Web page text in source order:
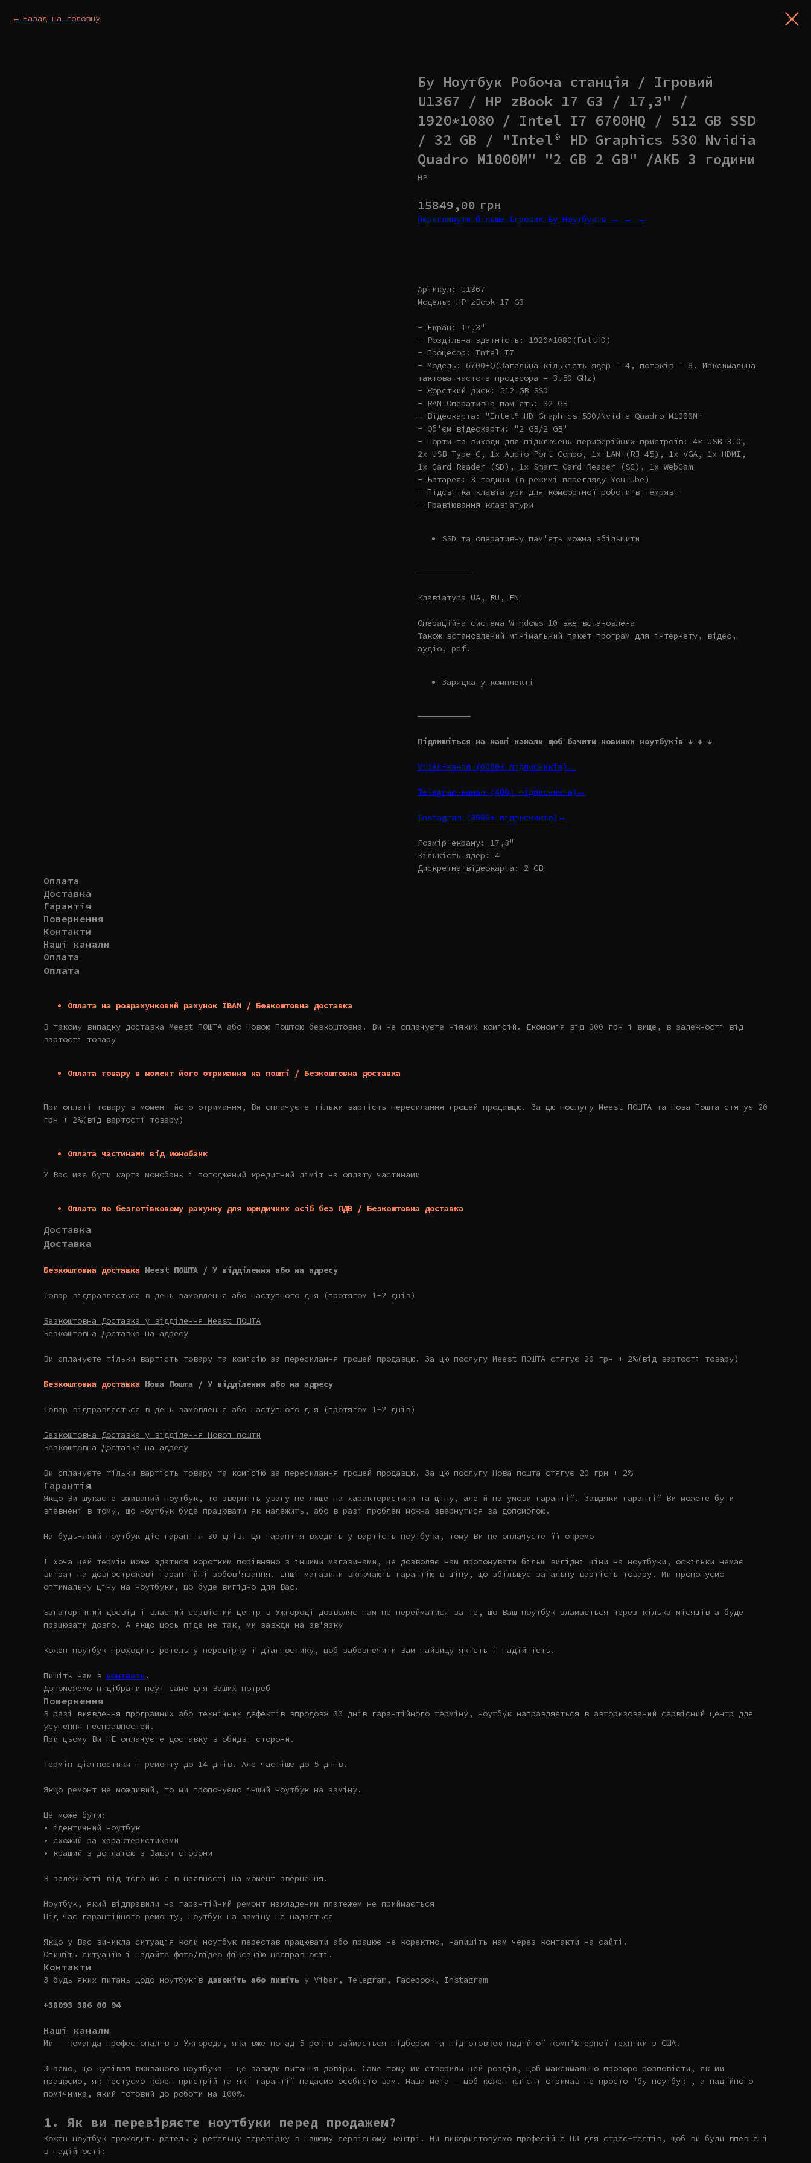
Назад на головну
Бу Ноутбук Робоча станція / Ігровий
U1367 / HP zBook 17 G3 / 17,3" /
1920*1080 / Intel I7 6700HQ / 512 GB SSD
/ 32 GB / "Intel® HD Graphics 530 Nvidia
Quadro M1000M" "2 GB 2 GB" /АКБ 3 години
HP
15849,00 грн
Переглянути більше Ігрових Бу Ноутбуків → → →
Артикул: U1367
Модель: HP zBook 17 G3
- Екран: 17,3"
- Роздільна здатність: 1920*1080(FullHD)
- Процесор: Intel I7
- Модель: 6700HQ(Загальна кількість ядер – 4, потоків – 8. Максимальна
тактова частота процесора – 3.50 GHz)
- Жорсткий диск: 512 GB SSD
- RAM Оперативна пам'ять: 32 GB
- Відеокарта: "Intel® HD Graphics 530/Nvidia Quadro M1000M"
- Об'єм відеокарти: "2 GB/2 GB"
- Порти та виходи для підключень периферійних пристроїв: 4x USB 3.0,
2x USB Type-C, 1x Audio Port Combo, 1x LAN (RJ-45), 1x VGA, 1x HDMI,
1x Card Reader (SD), 1x Smart Card Reader (SC), 1x WebCam
- Батарея: 3 години (в режимі перегляду YouTube)
- Підсвітка клавіатури для комфортної роботи в темряві
- Гравіювання клавіатури
SSD та оперативну пам'ять можна збільшити
———————————
Клавіатура UA, RU, EN
Операційна система Windows 10 вже встановлена
Також встановлений мінімальний пакет програм для інтернету, відео,
аудіо, pdf.
Зарядка у комплекті
———————————
Підпишіться на наші канали щоб бачити новинки ноутбуків ↓ ↓ ↓
Viber-канал (6000+ підписників)→
Telegram-канал (400+ підписників)→
Instagram (3000+ підписників)→
Розмір екрану: 17,3"
Кількість ядер: 4
Дискретна відеокарта: 2 GB
Оплата
Доставка
Гарантія
Повернення
Контакти
Наші канали
Оплата
Оплата
Оплата на розрахунковий рахунок IBAN / Безкоштовна доставка
В такому випадку доставка Meest ПОШТА або Новою Поштою безкоштовна. Ви не сплачуєте ніяких комісій. Економія від 300 грн і вище, в залежності від
вартості товару
Оплата товару в момент його отримання на пошті / Безкоштовна доставка
При оплаті товару в момент його отримання, Ви сплачуєте тільки вартість пересилання грошей продавцю. За цю послугу Meest ПОШТА та Нова Пошта стягує 20
грн + 2%(від вартості товару)
Оплата частинами від монобанк
У Вас має бути карта монобанк і погоджений кредитний ліміт на оплату частинами
Оплата по безготівковому рахунку для юридичних осіб без ПДВ / Безкоштовна доставка
Доставка
Доставка
Безкоштовна доставка Meest ПОШТА / У відділення або на адресу
Товар відправляється в день замовлення або наступного дня (протягом 1-2 днів)
Безкоштовна Доставка у відділення Meest ПОШТА
Безкоштовна Доставка на адресу
Ви сплачуєте тільки вартість товару та комісію за пересилання грошей продавцю. За цю послугу Meest ПОШТА стягує 20 грн + 2%(від вартості товару)
Безкоштовна доставка Нова Пошта / У відділення або на адресу
Товар відправляється в день замовлення або наступного дня (протягом 1-2 днів)
Безкоштовна Доставка у відділення Нової пошти
Безкоштовна Доставка на адресу
Ви сплачуєте тільки вартість товару та комісію за пересилання грошей продавцю. За цю послугу Нова пошта стягує 20 грн + 2%
Гарантія
Якщо Ви шукаєте вживаний ноутбук, то зверніть увагу не лише на характеристики та ціну, але й на умови гарантії. Завдяки гарантії Ви можете бути
впевнені в тому, що ноутбук буде працювати як належить, або в разі проблем можна звернутися за допомогою.
На будь-який ноутбук діє гарантія 30 днів. Ця гарантія входить у вартість ноутбука, тому Ви не оплачуєте її окремо
І хоча цей термін може здатися коротким порівняно з іншими магазинами, це дозволяє нам пропонувати більш вигідні ціни на ноутбуки, оскільки немає
витрат на довгострокові гарантійні зобов'язання. Інші магазини включають гарантію в ціну, що збільшує загальну вартість товару. Ми пропонуємо
оптимальну ціну на ноутбуки, що буде вигідно для Вас.
Багаторічний досвід і власний сервісний центр в Ужгороді дозволяє нам не перейматися за те, що Ваш ноутбук зламається через кілька місяців а буде
працювати довго. А якщо щось піде не так, ми завжди на зв'язку
Кожен ноутбук проходить ретельну перевірку і діагностику, щоб забезпечити Вам найвищу якість і надійність.
Пишіть нам в контакти .
Допоможемо підібрати ноут саме для Ваших потреб
Повернення
В разі виявлення програмних або технічних дефектів впродовж 30 днів гарантійного терміну, ноутбук направляється в авторизований сервісний центр для
усунення несправностей.
При цьому Ви НЕ оплачуєте доставку в обидві сторони.
Термін діагностики і ремонту до 14 днів. Але частіше до 5 днів.
Якщо ремонт не можливий, то ми пропонуємо інший ноутбук на заміну.
Це може бути:
• ідентичний ноутбук
• схожий за характеристиками
• кращий з доплатою з Вашої сторони
В залежності від того що є в наявності на момент звернення.
Ноутбук, який відправили на гарантійний ремонт накладеним платежем не приймається
Під час гарантійного ремонту, ноутбук на заміну не надається
Якщо у Вас виникла ситуація коли ноутбук перестав працювати або працює не коректно, напишіть нам через контакти на сайті.
Опишіть ситуацію і надайте фото/відео фіксацію несправності.
Контакти
З будь-яких питань щодо ноутбуків дзвоніть або пишіть у Viber, Telegram, Facebook, Instagram
+38093 386 00 94
Наші канали
Ми — команда професіоналів з Ужгорода, яка вже понад 5 років займається підбором та підготовкою надійної комп’ютерної техніки з США.
Знаємо, що купівля вживаного ноутбука — це завжди питання довіри. Саме тому ми створили цей розділ, щоб максимально прозоро розповісти, як ми
працюємо, як тестуємо кожен пристрій та які гарантії надаємо особисто вам. Наша мета — щоб кожен клієнт отримав не просто "бу ноутбук", а надійного
помічника, який готовий до роботи на 100%.
1. Як ви перевіряєте ноутбуки перед продажем?
Кожен ноутбук проходить ретельну ретельну перевірку в нашому сервісному центрі. Ми використовуємо професійне ПЗ для стрес-тестів, щоб ви були впевнені
в надійності: